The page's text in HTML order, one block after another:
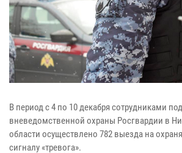
В период с 4 по 10 декабря сотрудниками
вневедомственной охраны Росгвардии в
области осуществлено 782 выезда на
сигналу «тревога».